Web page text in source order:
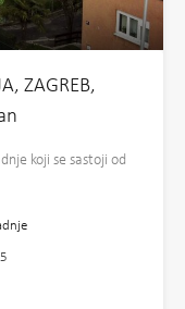
ZAGREB,
koji se sastoji od